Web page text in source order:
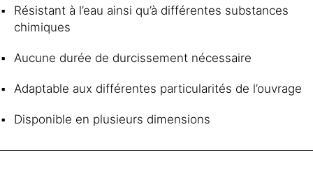
Résistant à l’eau ainsi qu’à différentes substances
chimiques
Aucune durée de durcissement nécessaire
Adaptable aux différentes particularités de l’ouvrage
Disponible en plusieurs dimensions